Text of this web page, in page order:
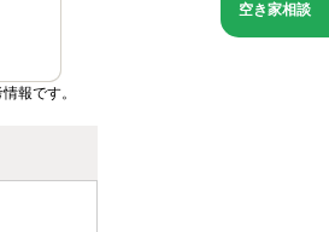
空き家相談
報です。